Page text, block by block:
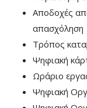
Αποδοχές
απασχόληση
Τρόπος
Ψηφιακή
Ωράριο
Ψηφιακή